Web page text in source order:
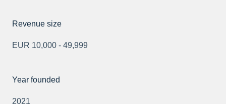
Revenue size
EUR 10,000 - 49,999
Year founded
2021